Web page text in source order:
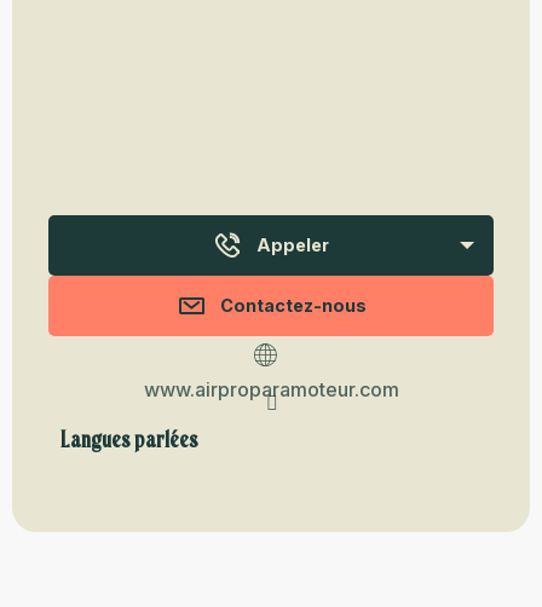
Appeler
Contactez-nous
www.airproparamoteur.com
Langues parlées
Langues parlées